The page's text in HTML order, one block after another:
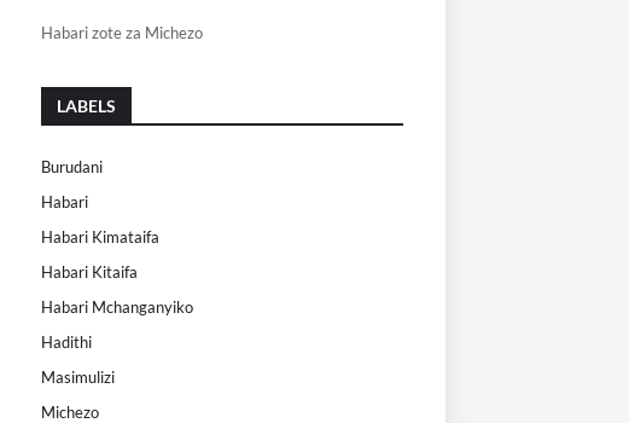
Habari zote za Michezo
LABELS
Burudani
Habari
Habari Kimataifa
Habari Kitaifa
Habari Mchanganyiko
Hadithi
Masimulizi
Michezo